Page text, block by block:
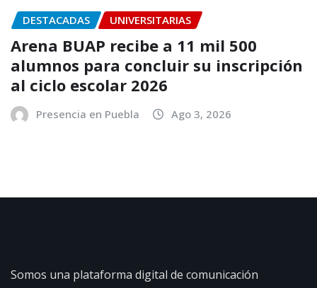
DESTACADAS UNIVERSITARIAS
Arena BUAP recibe a 11 mil 500
alumnos para concluir su inscripción
al ciclo escolar 2026
Presencia en Puebla Ago 3, 2026
Somos una plataforma digital de comunicación